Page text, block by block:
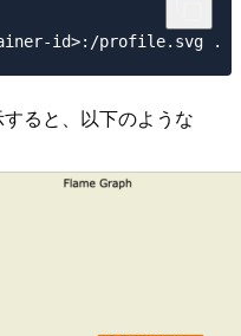
ると、以下のような